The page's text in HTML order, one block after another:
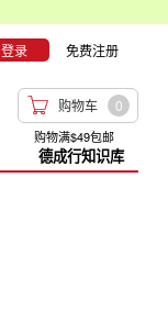
登录 免费注册
 购物车 0
购物满$49包邮
德成行知识库